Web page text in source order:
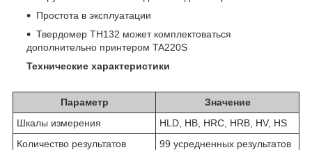
Простота в эксплуатации
Твердомер TH132 может комплектоваться
дополнительно принтером TA220S
Технические характеристики
Параметр
Значение
Шкалы измерения
HLD, HB, HRC, HRB, HV, HS
Количество результатов
99 усредненных результатов